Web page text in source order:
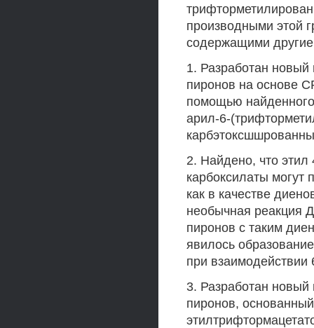
производными этой
содержащими
1. Разработан
пиронов на основе
помощью
арил-6-
2. Найдено, что
карбоксилаты могут
как в качестве
необычная реакция
пиронов с таким
явилось
при
3. Разработан
пиронов,